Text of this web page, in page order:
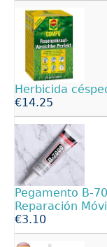
Herbicida
€14.25
Pegamento B-
Reparación
€3.10